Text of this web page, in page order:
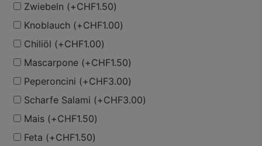
Zwiebeln (+CHF1.50)
Knoblauch (+CHF1.00)
Chiliöl (+CHF1.00)
Mascarpone (+CHF1.50)
Peperoncini (+CHF3.00)
Scharfe Salami (+CHF3.00)
Mais (+CHF1.50)
Feta (+CHF1.50)